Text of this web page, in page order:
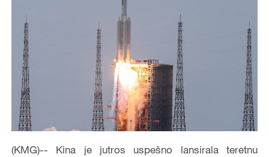
(KMG)-- Kina je jutros uspešno lansirala teretnu